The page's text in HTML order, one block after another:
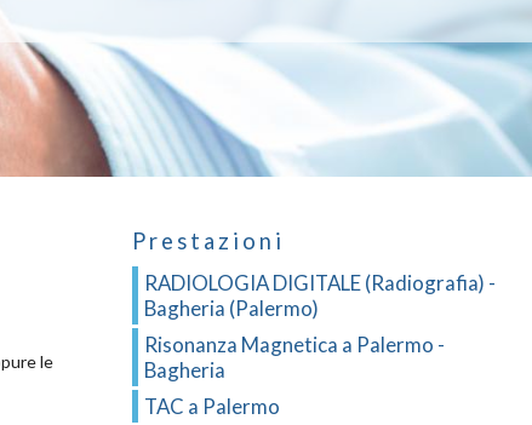
le
Prestazioni
RADIOLOGIA DIGITALE (Radiografia) -
Bagheria (Palermo)
Risonanza Magnetica a Palermo -
Bagheria
TAC a Palermo